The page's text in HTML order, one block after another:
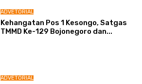
ADVETORIAL
Kehangatan Pos 1 Kesongo, Satgas
TMMD Ke-129 Bojonegoro dan...
ADVETORIAL